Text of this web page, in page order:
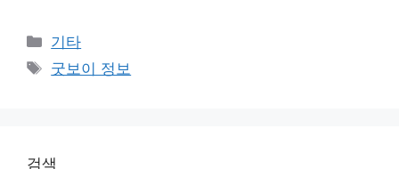
Categories
기타
Tags
굿보이 정보
검색